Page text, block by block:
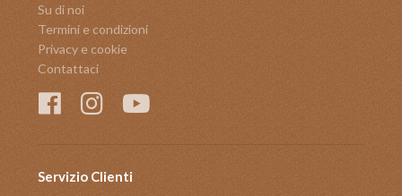
Su di noi
Termini e condizioni
Privacy e cookie
Contattaci
Servizio Clienti